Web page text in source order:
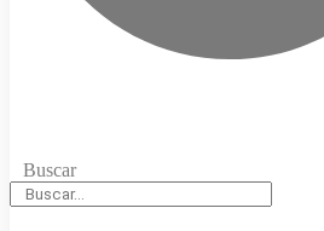
Buscar